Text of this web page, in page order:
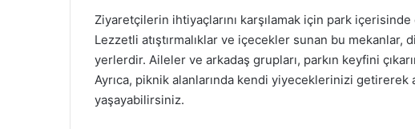
Ziyaretçilerin ihtiyaçlarını karşılamak için park
Lezzetli atıştırmalıklar ve içecekler sunan bu
yerlerdir. Aileler ve arkadaş grupları, parkın keyfini
Ayrıca, piknik alanlarında kendi yiyeceklerinizi
yaşayabilirsiniz.